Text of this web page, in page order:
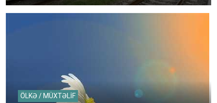
ÖLKƏ / MÜXTƏLİF